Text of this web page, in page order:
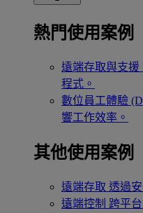
熱門使用案例
遠端存取與支援
程式。
數位員工體驗
響工作效率。
其他使用案例
遠端存取 透過
遠端控制 跨平